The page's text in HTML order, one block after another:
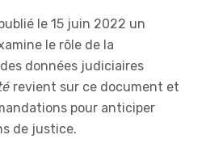
le 15 juin 2022 un
le rôle de la
données judiciaires
revient sur ce document et
pour anticiper
de justice.